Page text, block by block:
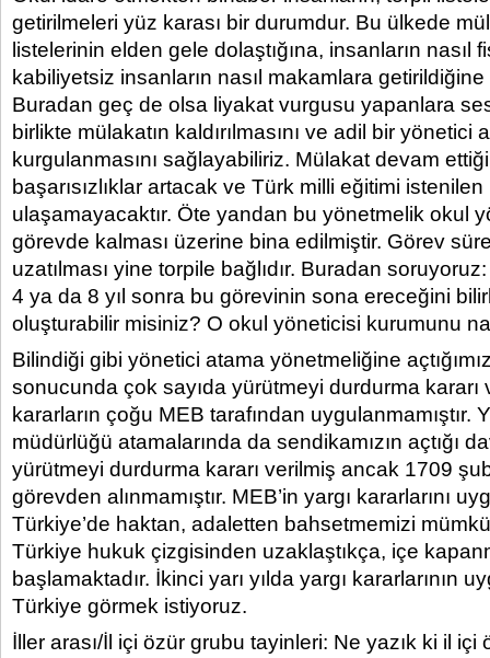
getirilmeleri yüz karası bir durumdur. Bu ülkede
listelerinin elden gele dolaştığına, insanların nasıl
kabiliyetsiz insanların nasıl makamlara getirildiğine
Buradan geç de olsa liyakat vurgusu yapanlara
birlikte mülakatın kaldırılmasını ve adil bir yönetici
kurgulanmasını sağlayabiliriz. Mülakat devam
başarısızlıklar artacak ve Türk milli eğitimi
ulaşamayacaktır. Öte yandan bu yönetmelik okul
görevde kalması üzerine bina edilmiştir. Görev
uzatılması yine torpile bağlıdır. Buradan
4 ya da 8 yıl sonra bu görevinin sona ereceğini
oluşturabilir misiniz? O okul yöneticisi kurumunu
Bilindiği gibi yönetici atama yönetmeliğine
sonucunda çok sayıda yürütmeyi durdurma kararı
kararların çoğu MEB tarafından uygulanmamıştır.
müdürlüğü atamalarında da sendikamızın açtığı
yürütmeyi durdurma kararı verilmiş ancak 1709
görevden alınmamıştır. MEB’in yargı kararlarını
Türkiye’de haktan, adaletten bahsetmemizi
Türkiye hukuk çizgisinden uzaklaştıkça, içe
başlamaktadır. İkinci yarı yılda yargı kararlarının
Türkiye görmek istiyoruz.
İller arası/İl içi özür grubu tayinleri: Ne yazık ki il içi